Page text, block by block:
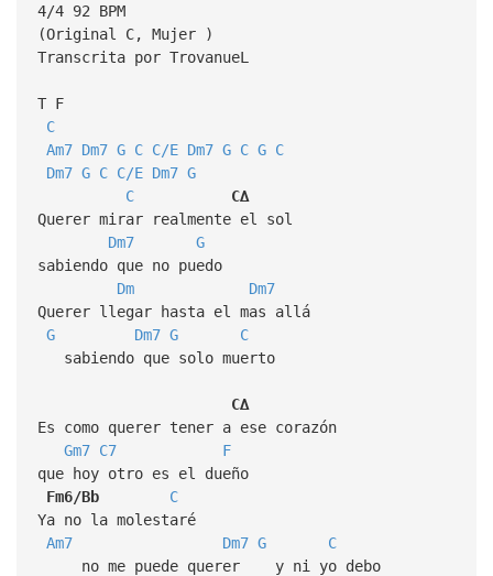
4/4 92 BPM
(Original C, Mujer )
Transcrita por TrovanueL
T F
C
Am7 Dm7 G C C/E Dm7 G C G C
Dm7 G C C/E Dm7 G
C
C∆
Querer mirar realmente el sol
Dm7
G
sabiendo que no puedo
Dm
Dm7
Querer llegar hasta el mas allá
G
Dm7 G
C
sabiendo que solo muerto
C∆
Es como querer tener a ese corazón
Gm7 C7
F
que hoy otro es el dueño
Fm6/Bb
C
Ya no la molestaré
Am7
Dm7 G
C
no me puede querer y ni yo debo